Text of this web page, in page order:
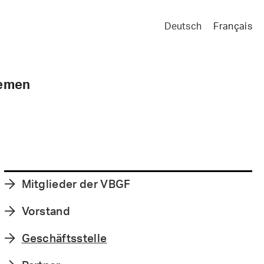
Deutsch Français
 Mitglieder der VBGF
 Vorstand
 Geschäftsstelle